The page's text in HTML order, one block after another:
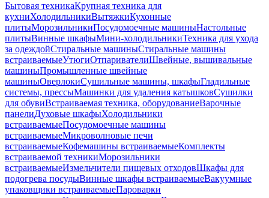
Бытовая техникаКрупная техника для
кухниХолодильникиВытяжкиКухонные
плитыМорозильникиПосудомоечные машиныНастольные
плитыВинные шкафыМини-холодильникиТехника для ухода
за одеждойСтиральные машиныСтиральные машины
встраиваемыеУтюгиОтпаривателиШвейные, вышивальные
машиныПромышленные швейные
машиныОверлокиСушильные машины, шкафыГладильные
системы, прессыМашинки для удаления катышковСушилки
для обувиВстраиваемая техника, оборудованиеВарочные
панелиДуховые шкафыХолодильники
встраиваемыеПосудомоечные машины
встраиваемыеМикроволновые печи
встраиваемыеКофемашины встраиваемыеКомплекты
встраиваемой техникиМорозильники
встраиваемыеИзмельчители пищевых отходовШкафы для
подогрева посудыВинные шкафы встраиваемыеВакуумные
упаковщики встраиваемыеПароварки